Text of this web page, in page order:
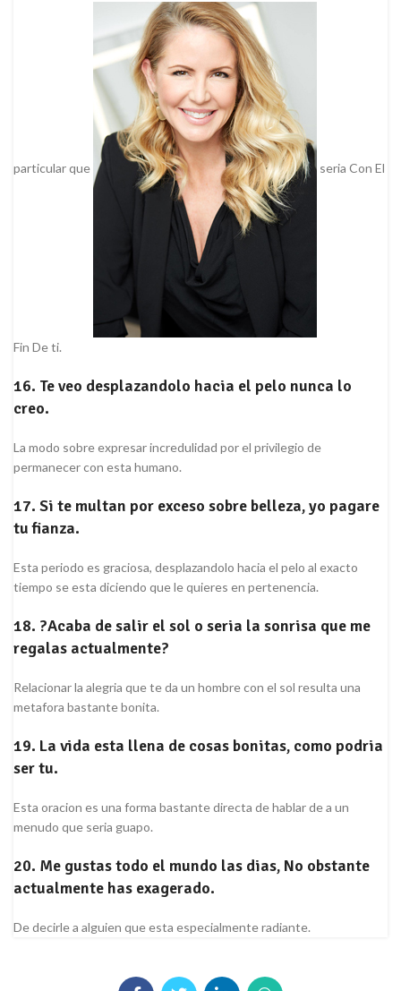
particular que seri­a Con El
Fin De ti.
16. Te veo desplazandolo hacia el pelo nunca lo
creo.
La modo sobre expresar incredulidad por el privilegio de
permanecer con esta humano.
17. Si te multan por exceso sobre belleza, yo pagare
tu fianza.
Esta periodo es graciosa, desplazandolo hacia el pelo al exacto
tiempo se esta diciendo que le quieres en pertenencia.
18. ?Acaba de salir el sol o seri­a la sonrisa que me
regalas actualmente?
Relacionar la alegria que te da un hombre con el sol resulta una
metafora bastante bonita.
19. La vida esta llena de cosas bonitas, como podri­a
ser tu.
Esta oracion es una forma bastante directa de hablar de a un
menudo que seri­a guapo.
20. Me gustas todo el mundo las dias, No obstante
actualmente has exagerado.
De decirle a alguien que esta especialmente radiante.